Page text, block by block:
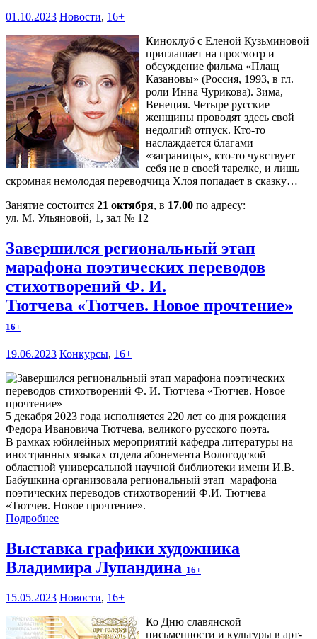
01.10.2023 Новости, 16+
Киноклуб с Еленой Кузьминовой
приглашает на просмотр и
обсуждение фильма «Плащ
Казановы» (Россия, 1993, в гл.
роли Инна Чурикова). Зима,
Венеция. Четыре русские
женщины проводят здесь свой
недолгий отпуск. Кто-то
наслаждается благами
«заграницы», кто-то чувствует
себя не в своей тарелке, и лишь
скромная немолодая переводчица Хлоя попадает в сказку…
Занятие состоится 21 октября, в 17.00 по адресу:
ул. М. Ульяновой, 1, зал № 12
Завершился региональный этап
марафона поэтических переводов
стихотворений Ф. И.
Тютчева «Тютчев. Новое прочтение»
16+
19.06.2023 Конкурсы, 16+
5 декабря 2023 года исполняется 220 лет со дня рождения
Федора Ивановича Тютчева, великого русского поэта.
В рамках юбилейных мероприятий кафедра литературы на
иностранных языках отдела абонемента Вологодской
областной универсальной научной библиотеки имени И.В.
Бабушкина организовала региональный этап марафона
поэтических переводов стихотворений Ф.И. Тютчева
«Тютчев. Новое прочтение».
Подробнее
Выставка графики художника
Владимира Лупандина 16+
15.05.2023 Новости, 16+
Ко Дню славянской
письменности и культуры в арт-